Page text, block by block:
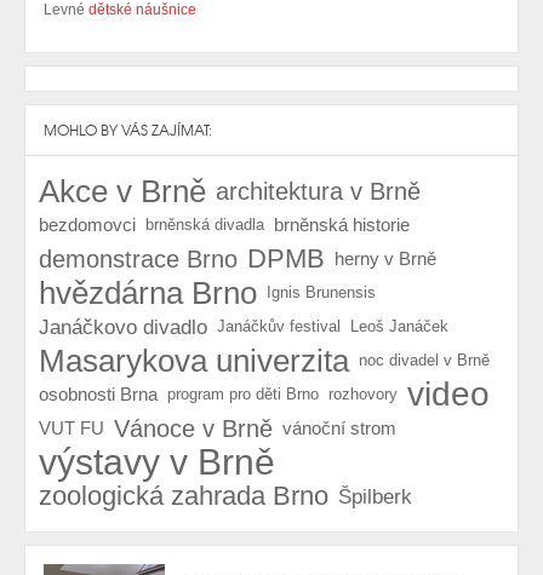
Levné dětské náušnice
MOHLO BY VÁS ZAJÍMAT:
Akce v Brně architektura v Brně
bezdomovci brněnská divadla brněnská historie
demonstrace Brno DPMB herny v Brně
hvězdárna Brno Ignis Brunensis
Janáčkovo divadlo Janáčkův festival Leoš Janáček
Masarykova univerzita noc divadel v Brně
osobnosti Brna program pro děti Brno rozhovory video
VUT FU Vánoce v Brně vánoční strom
výstavy v Brně
zoologická zahrada Brno Špilberk